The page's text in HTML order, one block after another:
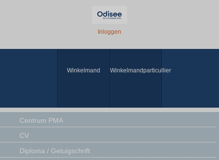
Inloggen
Winkelmand Winkelmandparticullier
Centrum PMA
CV
Diploma / Getuigschrift